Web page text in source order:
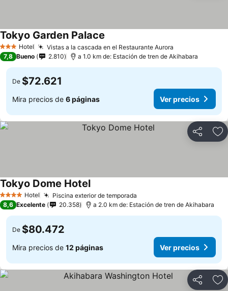
3 Estrellas
Hotel Vistas a la cascada en el Restaurante Aurora
Tokyo Garden Palace
7,8 Bueno 2.810 a 1.0 km de: Estación de tren de Akihabara
De $72.621
Mira precios de 6 páginas Ver precios
Compartir
4 EstrellasHotel Piscina exterior de temporada
Tokyo Dome Hotel
8,6 Excelente 20.358 a 2.0 km de: Estación de tren de Akihabara
De $80.472
Mira precios de 12 páginas Ver precios
Compartir